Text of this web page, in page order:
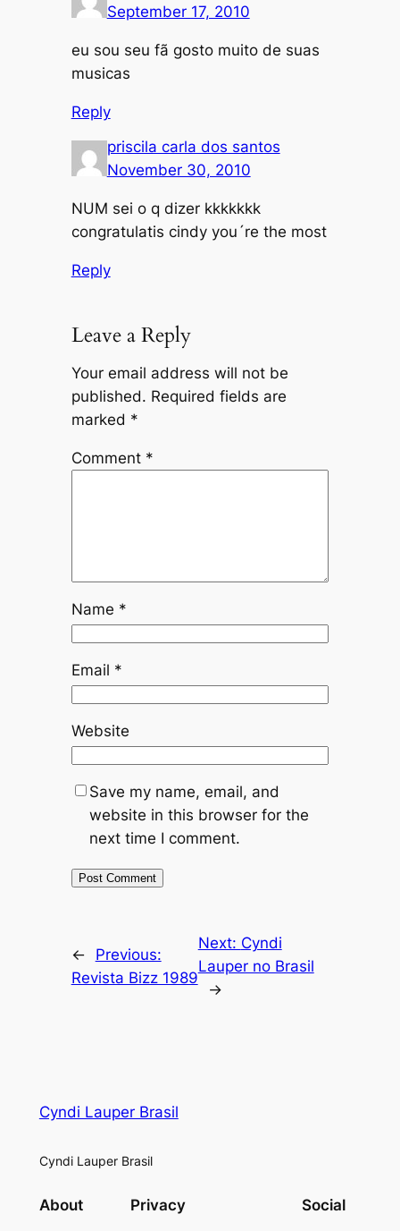
September 17, 2010
eu sou seu fã gosto muito de suas
musicas
Reply
priscila carla dos santos
November 30, 2010
NUM sei o q dizer kkkkkkk
congratulatis cindy you´re the most
Reply
Leave a Reply
Your email address will not be
published. Required fields are
marked *
Comment *
Name *
Email *
Website
Save my name, email, and
website in this browser for the
next time I comment.
←
Previous:
Revista Bizz 1989
Next: Cyndi
Lauper no Brasil
→
Cyndi Lauper Brasil
Cyndi Lauper Brasil
About Privacy Social